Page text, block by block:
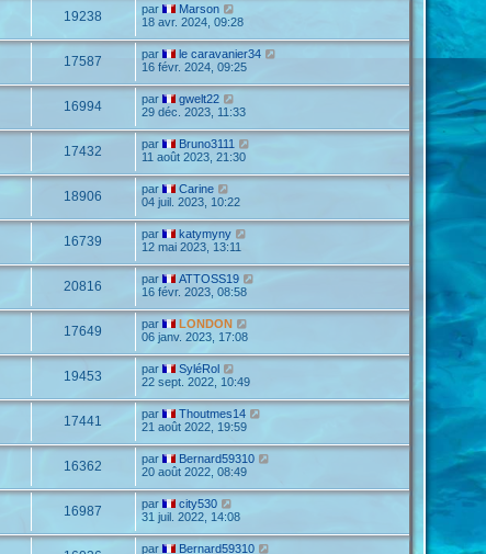
19238 par
Marson
18 avr. 2024, 09:28
17587 par
le caravanier34
16 févr. 2024, 09:25
16994 par
gwelt22
29 déc. 2023, 11:33
17432 par
Bruno3111
11 août 2023, 21:30
18906 par
Carine
04 juil. 2023, 10:22
16739 par
katymyny
12 mai 2023, 13:11
20816 par
ATTOSS19
16 févr. 2023, 08:58
17649 par
LONDON
06 janv. 2023, 17:08
19453 par
SyléRol
22 sept. 2022, 10:49
17441 par
Thoutmes14
21 août 2022, 19:59
16362 par
Bernard59310
20 août 2022, 08:49
16987 par
city530
31 juil. 2022, 14:08
par Bernard59310